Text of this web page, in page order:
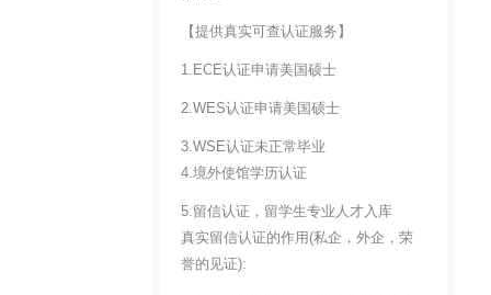
【提供真实可查认证服务】
1.ECE认证申请美国硕士
2.WES认证申请美国硕士
3.WSE认证未正常毕业
4.境外使馆学历认证
5.留信认证，留学生专业人才入库
真实留信认证的作用(私企，外企，荣
誉的见证):